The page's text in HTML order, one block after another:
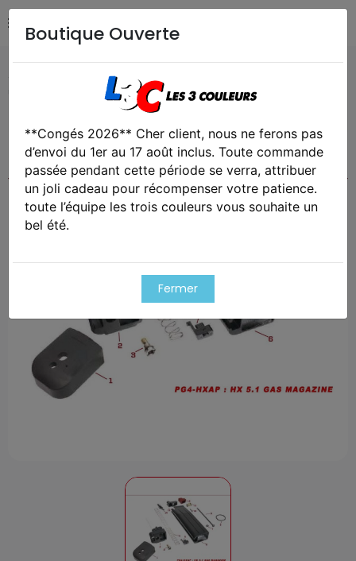
Airsoft / Paintball
Pièces origine pour chargeurs gaz série hx
Exclusivité web !
Cet article est victime de son succes
Boutique Ouverte
**Congés 2026** Cher client, nous ne ferons pas
d’envoi du 1er au 17 août inclus. Toute commande
passée pendant cette période se verra, attribuer
un joli cadeau pour récompenser votre patience.
toute l’équipe les trois couleurs vous souhaite un
bel été.
Fermer